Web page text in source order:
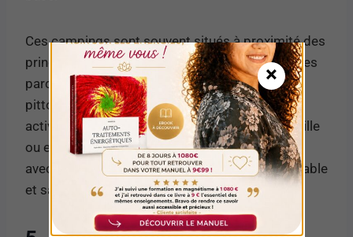
Ces campings sont souvent situés à proximité des
principales attractions touristiques, telles que les
parcs naturels, les plages ou les villages
pittoresques, offrant ainsi un accès facile aux
activités de plein air. Que vous voyagiez en famille
ou entre amis, ces emplacements de camping
avec services vous garantissent un séjour agréable
et sans souci.
×